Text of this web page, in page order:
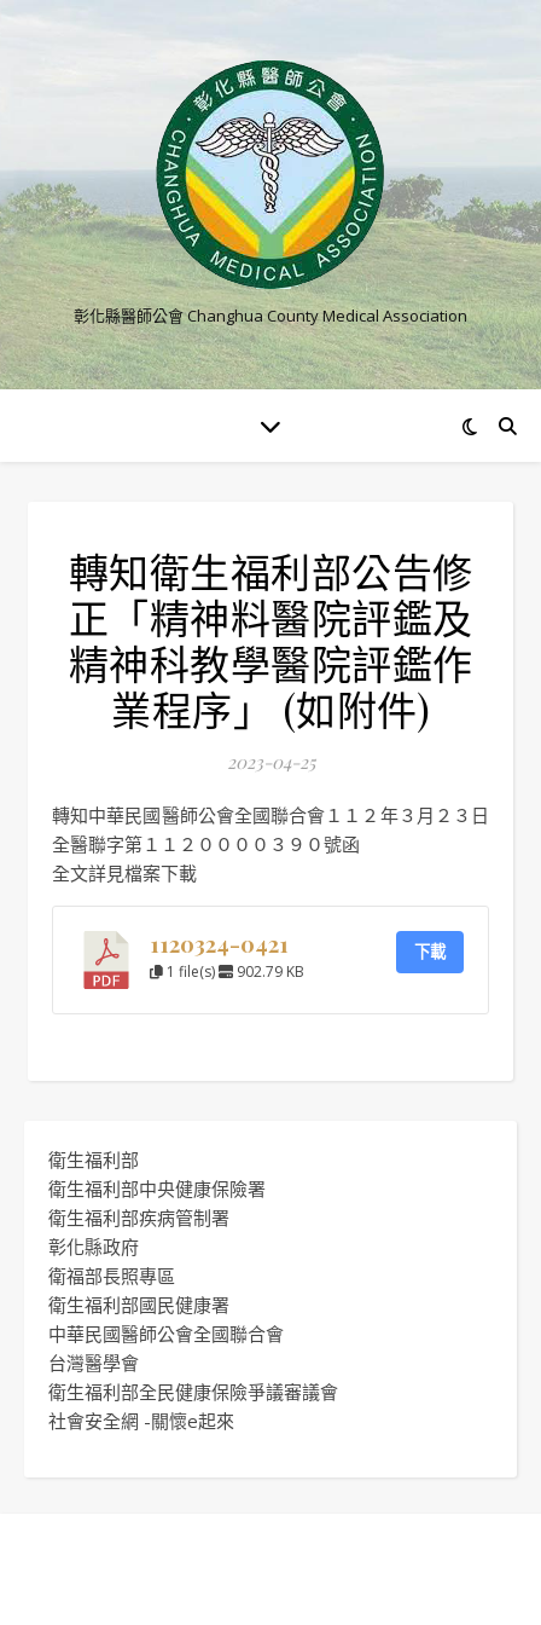
彰化縣醫師公會 Changhua County Medical Association
轉知衛生福利部公告修
正「精神料醫院評鑑及
精神科教學醫院評鑑作
業程序」 (如附件)
2023-04-25
轉知中華民國醫師公會全國聯合會１１２年３月２３日
全醫聯字第１１２００００３９０號函
全文詳見檔案下載
1120324-0421
1 file(s) 902.79 KB
下載
衛生福利部
衛生福利部中央健康保險署
衛生福利部疾病管制署
彰化縣政府
衛福部長照專區
衛生福利部國民健康署
中華民國醫師公會全國聯合會
台灣醫學會
衛生福利部全民健康保險爭議審議會
社會安全網 -關懷e起來